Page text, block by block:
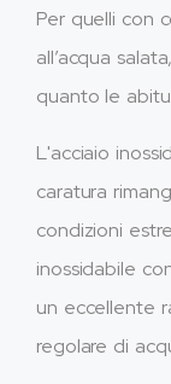
Per quelli con
all’acqua
quanto le
L'acciaio
caratura
condizioni
inossidabile
un eccellente
regolare di